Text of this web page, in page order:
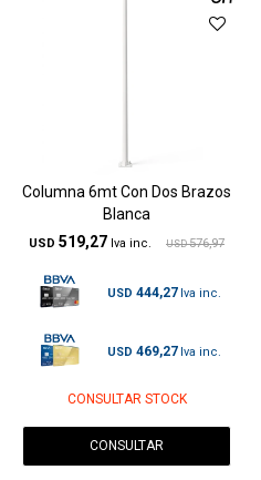
Columna 6mt Con Dos Brazos
Blanca
USD 519,27 USD 576,97
USD 444,27
USD 469,27
CONSULTAR STOCK
CONSULTAR